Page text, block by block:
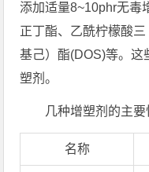
添加适量8~10phr无毒
正丁酯、乙酰柠檬酸
基己）酯(DOS)等。这
塑剂。
几种增塑剂的主要
名称